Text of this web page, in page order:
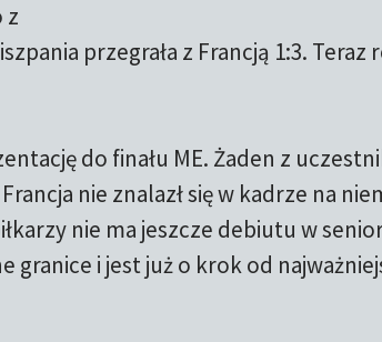
z
przegrała z Francją 1:3. Teraz
do finału ME. Żaden z
nie znalazł się w kadrze na
nie ma jeszcze debiutu w
granice i jest już o krok od